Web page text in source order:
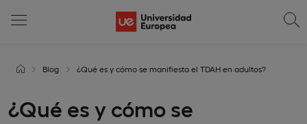
Blog ¿Qué es y cómo se manifiesta el TDAH en adultos?
¿Qué es y cómo se